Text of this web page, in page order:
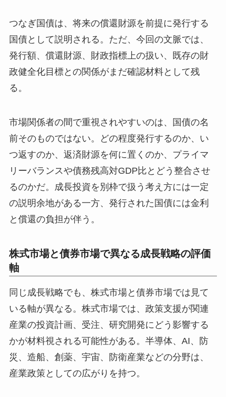
つなぎ国債は、将来の償還財源を前提に発行する
国債として説明される。ただ、今回の文脈では、
発行額、償還財源、財政指標上の扱い、既存の財
政健全化目標との関係がまだ確認材料として残
る。
市場関係者の間で重視されやすいのは、国債の名
前そのものではない。どの程度発行するのか、い
つ返すのか、返済財源を何に置くのか、プライマ
リーバランスや債務残高対GDP比とどう整合させ
るのかだ。成長投資を別枠で扱う考え方には一定
の説明余地がある一方、発行された国債には金利
と償還の負担が伴う。
株式市場と債券市場で異なる成長戦略の評価
軸
同じ成長戦略でも、株式市場と債券市場では見て
いる軸が異なる。株式市場では、政策支援が関連
産業の投資計画、受注、研究開発にどう影響する
かが材料視される可能性がある。半導体、AI、防
災、造船、創薬、宇宙、防衛産業などの分野は、
産業政策としての広がりを持つ。